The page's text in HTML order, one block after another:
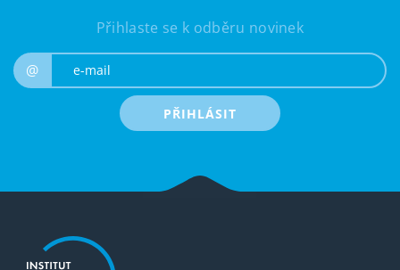
Přihlaste se k odběru novinek
@
PŘIHLÁSIT